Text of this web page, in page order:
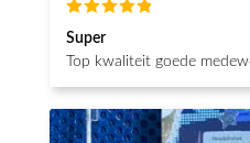
Waardering
5uit 5
Super
Top kwaliteit goede